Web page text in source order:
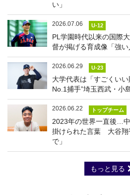
い」
2026.07.06 U-12
PL学園時代以来の国際
督が掲げる育成像「強い
2026.06.29 U-23
大学代表は「すごくい
No.1捕手”埼玉西武・小
2026.06.22 トップチーム
2023年の世界一直後…
掛けられた言葉 大谷翔
で」
もっと見る